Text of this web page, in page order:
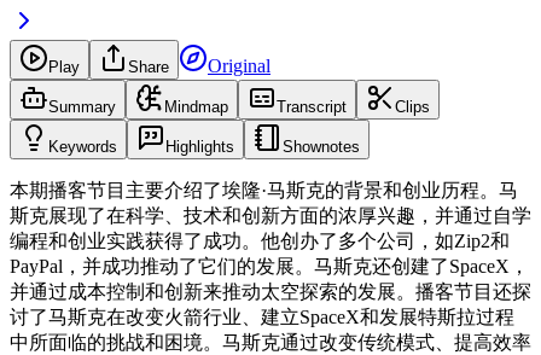
Play Share Original
Summary Mindmap Transcript Clips
Keywords Highlights Shownotes
本期播客节目主要介绍了埃隆·马斯克的背景和创业历程。马
斯克展现了在科学、技术和创新方面的浓厚兴趣，并通过自学
编程和创业实践获得了成功。他创办了多个公司，如Zip2和
PayPal，并成功推动了它们的发展。马斯克还创建了SpaceX，
并通过成本控制和创新来推动太空探索的发展。播客节目还探
讨了马斯克在改变火箭行业、建立SpaceX和发展特斯拉过程
中所面临的挑战和困境。马斯克通过改变传统模式、提高效率